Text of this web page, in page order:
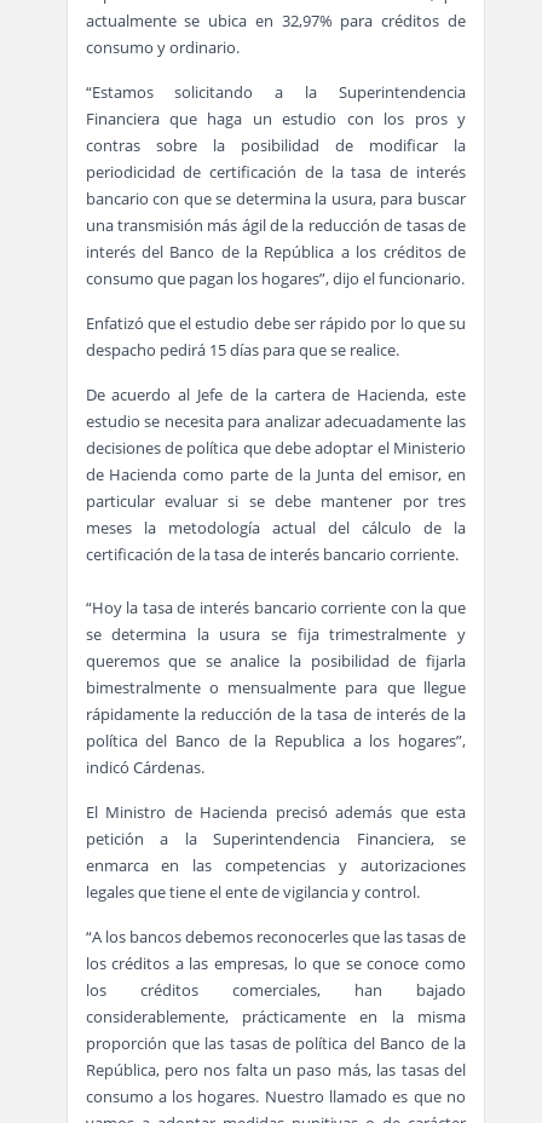
actualmente se ubica en 32,97% para créditos de
consumo y ordinario.
“Estamos solicitando a la Superintendencia
Financiera que haga un estudio con los pros y
contras sobre la posibilidad de modificar la
periodicidad de certificación de la tasa de interés
bancario con que se determina la usura, para buscar
una transmisión más ágil de la reducción de tasas de
interés del Banco de la República a los créditos de
consumo que pagan los hogares”, dijo el funcionario.
Enfatizó que el estudio debe ser rápido por lo que su
despacho pedirá 15 días para que se realice.
De acuerdo al Jefe de la cartera de Hacienda, este
estudio se necesita para analizar adecuadamente las
decisiones de política que debe adoptar el Ministerio
de Hacienda como parte de la Junta del emisor, en
particular evaluar si se debe mantener por tres
meses la metodología actual del cálculo de la
certificación de la tasa de interés bancario corriente.
“Hoy la tasa de interés bancario corriente con la que
se determina la usura se fija trimestralmente y
queremos que se analice la posibilidad de fijarla
bimestralmente o mensualmente para que llegue
rápidamente la reducción de la tasa de interés de la
política del Banco de la Republica a los hogares”,
indicó Cárdenas.
El Ministro de Hacienda precisó además que esta
petición a la Superintendencia Financiera, se
enmarca en las competencias y autorizaciones
legales que tiene el ente de vigilancia y control.
“A los bancos debemos reconocerles que las tasas de
los créditos a las empresas, lo que se conoce como
los créditos comerciales, han bajado
considerablemente, prácticamente en la misma
proporción que las tasas de política del Banco de la
República, pero nos falta un paso más, las tasas del
consumo a los hogares. Nuestro llamado es que no